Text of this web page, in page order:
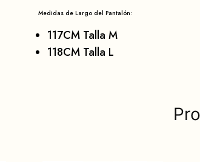
Medidas de Largo del Pantalón:
117CM Talla M
118CM Talla L